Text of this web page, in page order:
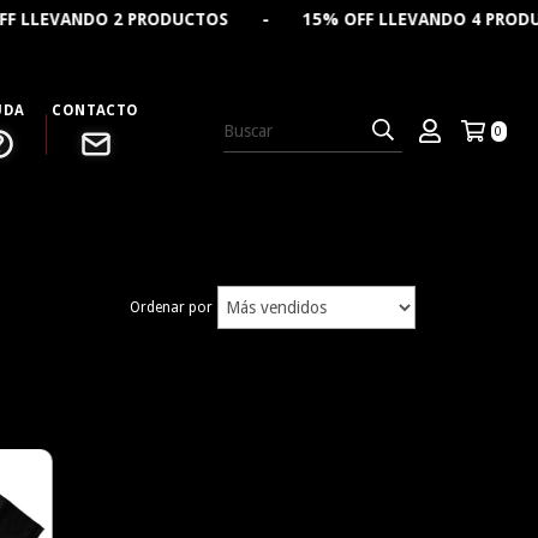
2 PRODUCTOS - 15% OFF LLEVANDO 4
CONTACTO
0
Ordenar por